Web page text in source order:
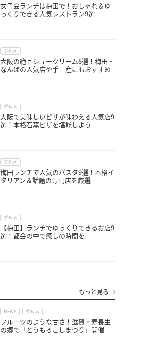
女子会ランチは梅田で！おしゃれ＆ゆ
っくりできる人気レストラン9選
グルメ
大阪の絶品シュークリーム8選！梅田・
なんばの人気店や手土産にもおすすめ
グルメ
大阪で美味しいピザが味わえる人気店9
選！本格石窯ピザを堪能しよう
グルメ
梅田ランチで人気のパスタ9選！本格イ
タリアン＆話題の専門店を厳選
グルメ
【梅田】ランチでゆっくりできるお店9
選！都会の中で癒しの時間を
もっと見る
NEWS グルメ
フルーツのような甘さ！滋賀・寿長生
の郷で「とうもろこしまつり」開催